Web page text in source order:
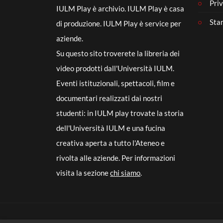
IULM Play è archivio. IULM Play è casa
di produzione. IULM Play è service per
aziende.
Su questo sito troverete la libreria dei
video prodotti dall'Università IULM.
Eventi istituzionali, spettacoli, film e
documentari realizzati dai nostri
studenti: in IULM play trovate la storia
dell'Università IULM e una fucina
creativa aperta a tutto l'Ateneo e
rivolta alle aziende. Per informazioni
visita la sezionechi siamo